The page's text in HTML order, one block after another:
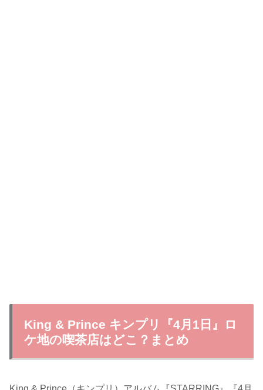
King & Prince キンプリ『4月1日』ロ
ケ地の喫茶店はどこ？まとめ